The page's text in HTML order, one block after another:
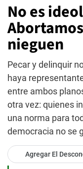
No es
nieguen
Pecar y delinquir
haya
entre ambos
otra vez: quienes
una norma para
democracia no se
Agregar El